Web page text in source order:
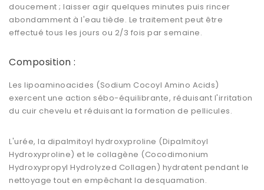
doucement ; laisser agir quelques minutes puis rincer
abondamment à l'eau tiède. Le traitement peut être
effectué tous les jours ou 2/3 fois par semaine.
Composition :
Les lipoaminoacides (Sodium Cocoyl Amino Acids)
exercent une action sébo-équilibrante, réduisant l'irritation
du cuir chevelu et réduisant la formation de pellicules.
L'urée, la dipalmitoyl hydroxyproline (Dipalmitoyl
Hydroxyproline) et le collagène (Cocodimonium
Hydroxypropyl Hydrolyzed Collagen) hydratent pendant le
nettoyage tout en empêchant la desquamation.